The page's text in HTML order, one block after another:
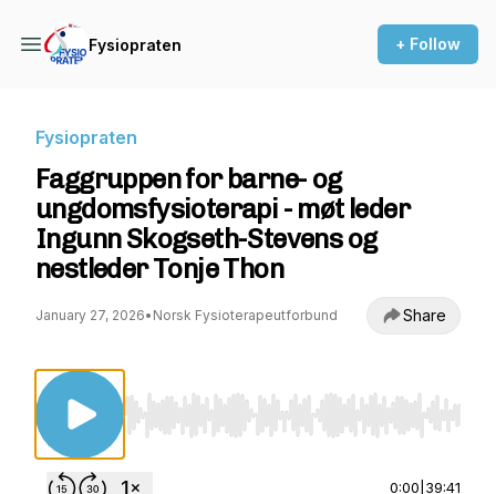
Fysiopraten + Follow
Fysiopraten
Faggruppen for barne- og
ungdomsfysioterapi - møt leder
Ingunn Skogseth-Stevens og
nestleder Tonje Thon
January 27, 2026• Norsk Fysioterapeutforbund Share
Use Left/Right to seek, Home/End to jump
0:00 39:41